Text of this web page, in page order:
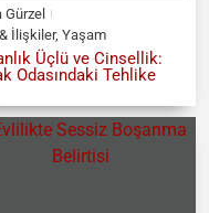
Gürzel
İlişkiler, Yaşam
Üçlü ve Cinsellik:
Odasındaki Tehlike